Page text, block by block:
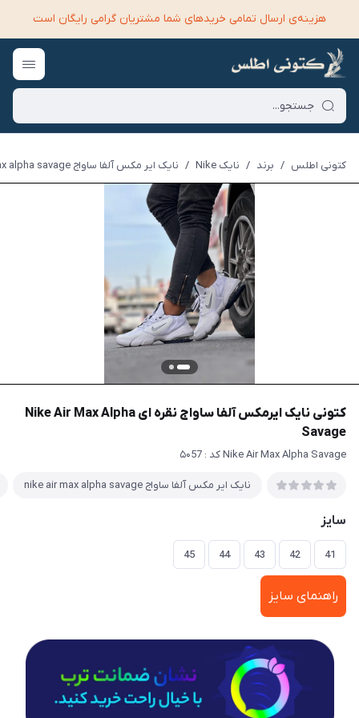
هزینه‌ی ارسال تمامی خرید‌های شما مشتریان گرامی رایگان است
کتونی اطلس / برند / نایک Nike / نایک ایر مکس آلفا ساواج nike air max alpha savage
کتونی نایک ایرمکس آلفا ساواج نقره ای Nike Air Max Alpha
Savage
Nike Air Max Alpha Savage کد : ۵۰57
نایک ایر مکس آلفا ساواج nike air max alpha savage
سایز
41
42
43
44
45
راهنمای سایز